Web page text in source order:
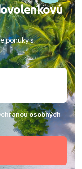
ponuky s
osobných